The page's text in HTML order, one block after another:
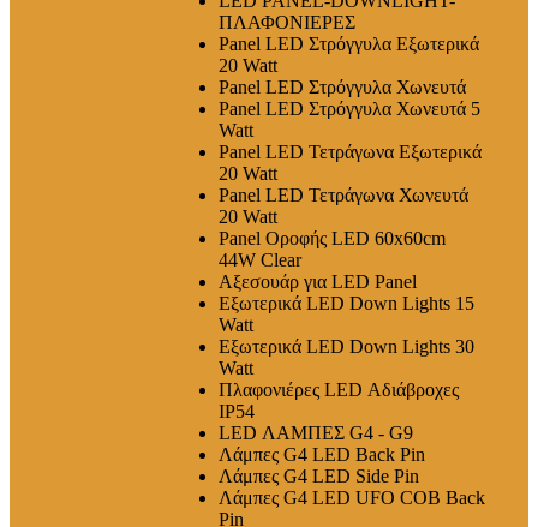
ΠΛΑΦΟΝΙΕΡΕΣ
Panel LED Στρόγγυλα Εξωτερικά
20 Watt
Panel LED Στρόγγυλα Χωνευτά
Panel LED Στρόγγυλα Χωνευτά 5
Watt
Panel LED Τετράγωνα Εξωτερικά
20 Watt
Panel LED Τετράγωνα Χωνευτά
20 Watt
Panel Οροφής LED 60x60cm
44W Clear
Αξεσουάρ για LED Panel
Εξωτερικά LED Down Lights 15
Watt
Εξωτερικά LED Down Lights 30
Watt
Πλαφονιέρες LED Αδιάβροχες
IP54
LED ΛΑΜΠΕΣ G4 - G9
Λάμπες G4 LED Back Pin
Λάμπες G4 LED Side Pin
Λάμπες G4 LED UFO COB Back
Pin